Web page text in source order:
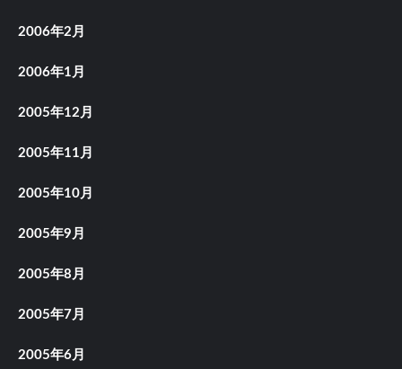
2006年2月
2006年1月
2005年12月
2005年11月
2005年10月
2005年9月
2005年8月
2005年7月
2005年6月